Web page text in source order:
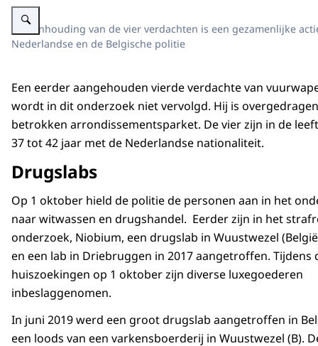
Vergroot afbeelding alt=""
De aanhouding van de vier verdachten is een gezamenlijke
Nederlandse en de Belgische politie
Een eerder aangehouden vierde verdachte van
wordt in dit onderzoek niet vervolgd. Hij is
betrokken arrondissementsparket. De vier zijn in de
37 tot 42 jaar met de Nederlandse nationaliteit.
Drugslabs
Op 1 oktober hield de politie de personen aan in het
naar witwassen en drugshandel. Eerder zijn in het
onderzoek, Niobium, een drugslab in Wuustwezel
en een lab in Driebruggen in 2017 aangetroffen. Tijdens
huiszoekingen op 1 oktober zijn diverse luxegoederen
inbeslaggenomen.
In juni 2019 werd een groot drugslab aangetroffen in
een loods van een varkensboerderij in Wuustwezel (B).